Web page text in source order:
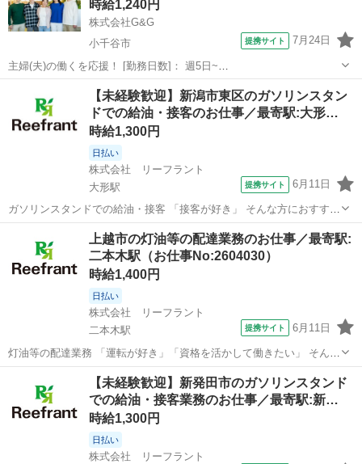
名ガソリンスタンドでのお...
時給1,240円
株式会社G&G
小千谷市
提携サイト 7月24日
主婦(夫)の働くを応援！ [勤務日数]： 週5日~
09:00~13:00/09:30~13:30/10:00~14:00/10:30~14:30 [勤務地・最寄
駅]： 新潟県小千谷市坪野 株式会社G&G 長岡営業所 ...
小千谷市 ホテル
【未経験歓迎】新潟市東区のガソリンスタン
ドでの給油・接客のお仕事／最寄駅:大形…
時給1,300円
日払い
株式会社 リーフラント
大形駅
提携サイト 6月11日
ガソリンスタンドでの給油・接客 「接客が好き」 そんな方におすすめ
の、フルサービス型のガソリンスタンド業務です！ 基本は店内での給
油及び接客業務になります ●仕事内容 CMでもおなじみの県内有名ガ
ソリンスタンドでのお仕事...
大形駅 ホテル
上越市の灯油等の配達業務のお仕事／最寄駅:
二本木駅（お仕事No:2604030）
時給1,400円
日払い
株式会社 リーフラント
二本木駅
提携サイト 6月11日
灯油等の配達業務 「運転が好き」「資格を活かして働きたい」 そんな
方におすすめの、灯油など燃料の配達業務のお仕事です！ ●仕事内容
CMでもおなじみの県内有名ガソリンスタンドでのお仕事！ 一般家
庭・農家・企業などへ、灯油...
二本木駅 ホテル
【未経験歓迎】新発田市のガソリンスタンド
での給油・接客業務のお仕事／最寄駅:新…
時給1,300円
日払い
株式会社 リーフラント